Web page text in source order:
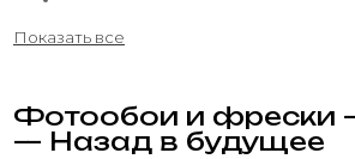
Показать все
Фотообои и фрески
— Назад в будущее